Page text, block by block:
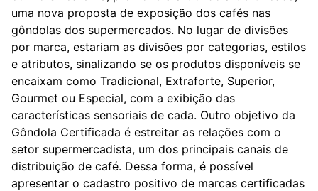
uma nova proposta de exposição dos cafés nas
gôndolas dos supermercados. No lugar de divisões
por marca, estariam as divisões por categorias, estilos
e atributos, sinalizando se os produtos disponíveis se
encaixam como Tradicional, Extraforte, Superior,
Gourmet ou Especial, com a exibição das
características sensoriais de cada. Outro objetivo da
Gôndola Certificada é estreitar as relações com o
setor supermercadista, um dos principais canais de
distribuição de café. Dessa forma, é possível
apresentar o cadastro positivo de marcas certificadas